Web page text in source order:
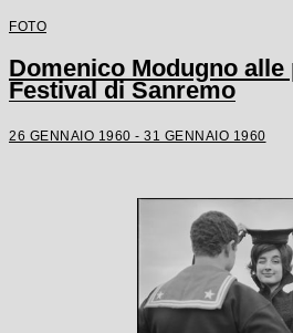
FOTO
Domenico Modugno alle
Festival di Sanremo
26 GENNAIO 1960 - 31 GENNAIO 1960